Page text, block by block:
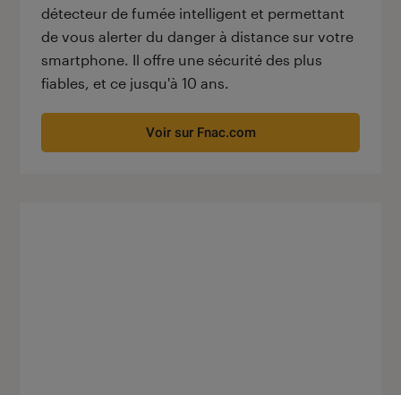
détecteur de fumée intelligent et permettant
de vous alerter du danger à distance sur votre
smartphone. Il offre une sécurité des plus
fiables, et ce jusqu'à 10 ans.
Voir sur Fnac.com